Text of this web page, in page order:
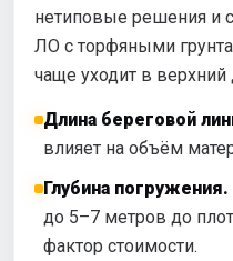
нетиповые решения
ЛО с торфяными
чаще уходит в верхний
Длина береговой
влияет на объём
Глубина погружения.
до 5–7 метров до
фактор стоимости.